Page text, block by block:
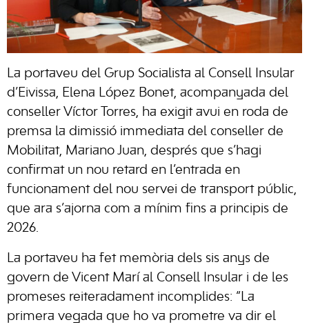
La portaveu del Grup Socialista al Consell Insular
d’Eivissa, Elena López Bonet, acompanyada del
conseller Víctor Torres, ha exigit avui en roda de
premsa la dimissió immediata del conseller de
Mobilitat, Mariano Juan, després que s’hagi
confirmat un nou retard en l’entrada en
funcionament del nou servei de transport públic,
que ara s’ajorna com a mínim fins a principis de
2026.
La portaveu ha fet memòria dels sis anys de
govern de Vicent Marí al Consell Insular i de les
promeses reiteradament incomplides: “La
primera vegada que ho va prometre va dir el